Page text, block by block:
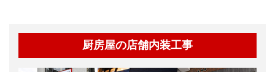
厨房屋の店舗内装工事